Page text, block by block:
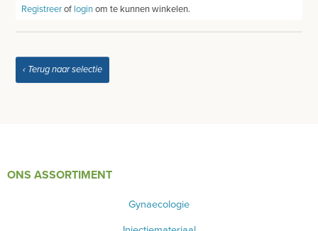
Registreerof loginom te kunnen winkelen.
‹ Terug naar selectie
ONS ASSORTIMENT
Gynaecologie